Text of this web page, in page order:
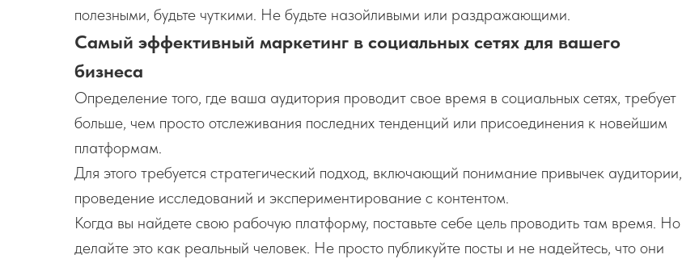
полезными, будьте чуткими. Не будьте назойливыми или раздражающими.
Самый эффективный маркетинг в социальных сетях для вашего
бизнеса
Определение того, где ваша аудитория проводит свое время в социальных сетях, требует
больше, чем просто отслеживания последних тенденций или присоединения к новейшим
платформам.
Для этого требуется стратегический подход, включающий понимание привычек аудитории,
проведение исследований и экспериментирование с контентом.
Когда вы найдете свою рабочую платформу, поставьте себе цель проводить там время. Но
делайте это как реальный человек. Не просто публикуйте посты и не надейтесь, что они